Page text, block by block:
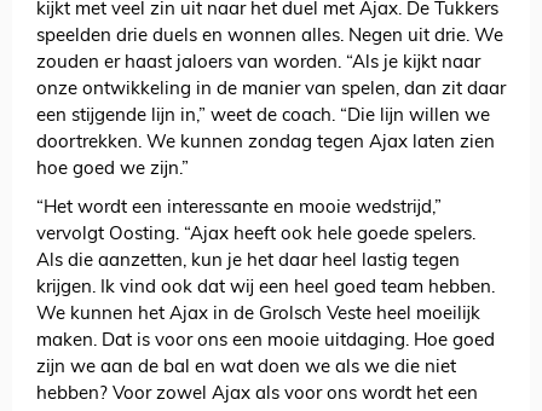
kijkt met veel zin uit naar het duel met Ajax. De Tukkers
speelden drie duels en wonnen alles. Negen uit drie. We
zouden er haast jaloers van worden. “Als je kijkt naar
onze ontwikkeling in de manier van spelen, dan zit daar
een stijgende lijn in,” weet de coach. “Die lijn willen we
doortrekken. We kunnen zondag tegen Ajax laten zien
hoe goed we zijn.”
“Het wordt een interessante en mooie wedstrijd,”
vervolgt Oosting. “Ajax heeft ook hele goede spelers.
Als die aanzetten, kun je het daar heel lastig tegen
krijgen. Ik vind ook dat wij een heel goed team hebben.
We kunnen het Ajax in de Grolsch Veste heel moeilijk
maken. Dat is voor ons een mooie uitdaging. Hoe goed
zijn we aan de bal en wat doen we als we die niet
hebben? Voor zowel Ajax als voor ons wordt het een